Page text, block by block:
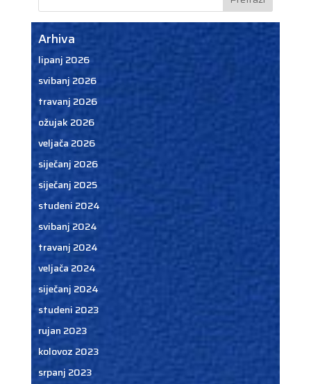
Arhiva
lipanj 2026
svibanj 2026
travanj 2026
ožujak 2026
veljača 2026
siječanj 2026
siječanj 2025
studeni 2024
svibanj 2024
travanj 2024
veljača 2024
siječanj 2024
studeni 2023
rujan 2023
kolovoz 2023
srpanj 2023